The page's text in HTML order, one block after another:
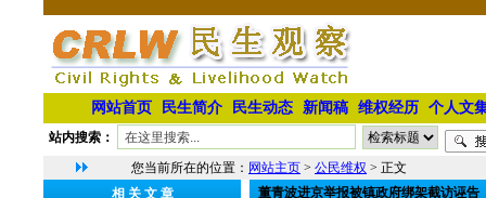
网站首页 民生简介 民生动态 新闻稿 维权经历 个人文
站内搜索：
您当前所在的位置： 网站主页 > 公民维权 > 正文
相 关 文 章
董青波进京举报被镇政府绑架截访诬告